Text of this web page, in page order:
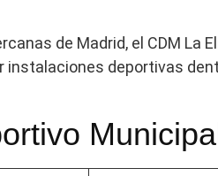
de Madrid, el CDM La
deportivas